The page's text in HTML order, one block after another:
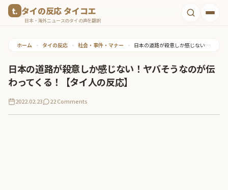
タイの反応 タイコエ
日本・海外ニュースのタイの声を翻訳
ホーム • タイの反応 • 社会・事件・マナー • 日本の道路が殺意しか感じない！ヤバそうなのが伝わってくる！【タイ人の反応】
日本の道路が殺意しか感じない！ヤバそうなのが伝
わってくる！【タイ人の反応】
2022.02.23 22 Comments